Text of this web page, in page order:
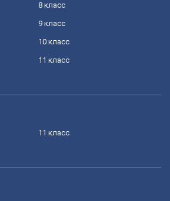
8 класс
9 класс
10 класс
11 класс
11 класс